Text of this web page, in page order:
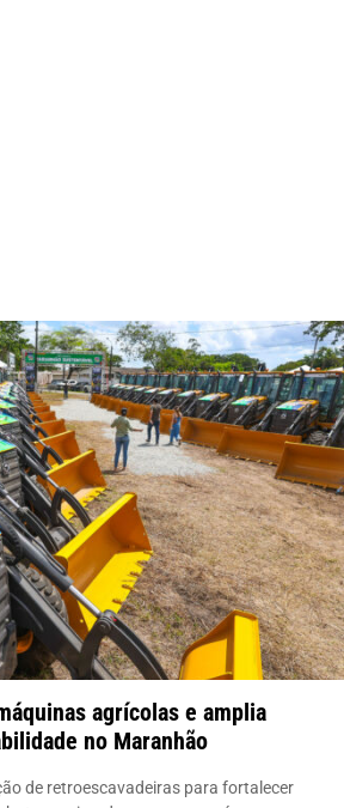
agrícolas e amplia
no Maranhão
de retroescavadeiras para fortalecer